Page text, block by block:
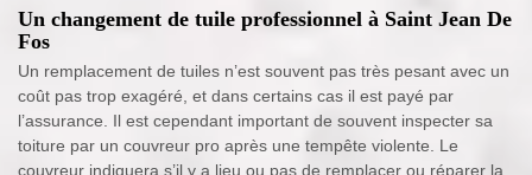
Un changement de tuile professionnel à Saint Jean De
Fos
Un remplacement de tuiles n’est souvent pas très pesant avec un
coût pas trop exagéré, et dans certains cas il est payé par
l’assurance. Il est cependant important de souvent inspecter sa
toiture par un couvreur pro après une tempête violente. Le
couvreur indiquera s’il y a lieu ou pas de remplacer ou réparer la